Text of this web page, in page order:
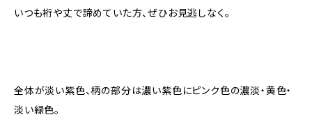
いつも裄や丈で諦めていた方、ぜひお見逃しなく。
全体が淡い紫色、柄の部分は濃い紫色にピンク色の濃淡・黄色・
淡い緑色。